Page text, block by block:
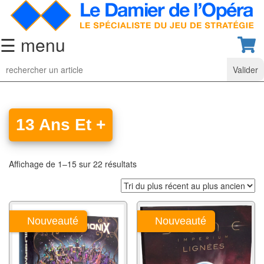
☰ menu
Jeu
d’Echecs
collection
classiques
Pièces
d’échecs
classiques
Coffrets
13 Ans Et +
Affichage de 1–15 sur 22 résultats
Nouveauté Nouveauté